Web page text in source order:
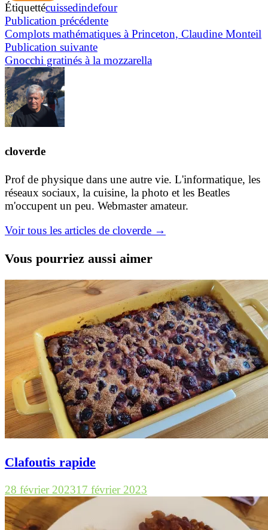
Étiquettécuissedindefour
Navigation
de
l’article
Publication précédentePublication
précédente :
Complots mathématiques à Princeton, Claudine Monteil
Publication suivantePublication
suivante :
Gnocchi gratinés à la mozzarella
cloverde
Prof de physique dans une autre vie. L'informatique, les
réseaux sociaux, la cuisine, la photo et les Beatles
m'occupent un peu. Webmaster amateur.
Voir tous les articles de cloverde →
Vous pourriez aussi aimer
Clafoutis rapide
28 février 202317 février 2023